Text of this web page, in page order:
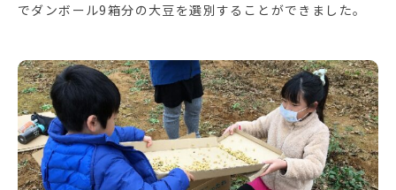
でダンボール9箱分の大豆を選別することができました。